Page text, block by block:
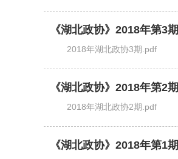
《湖北政协》2018年第3期
2018年湖北政协3期.pdf
《湖北政协》2018年第2期
2018年湖北政协2期.pdf
《湖北政协》2018年第1期